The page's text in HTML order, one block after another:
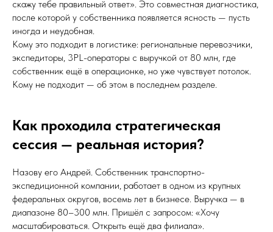
скажу тебе правильный ответ». Это совместная диагностика,
после которой у собственника появляется ясность — пусть
иногда и неудобная.
Кому это подходит в логистике: региональные перевозчики,
экспедиторы, 3PL-операторы с выручкой от 80 млн, где
собственник ещё в операционке, но уже чувствует потолок.
Кому не подходит — об этом в последнем разделе.
Как проходила стратегическая
сессия — реальная история?
Назову его Андрей. Собственник транспортно-
экспедиционной компании, работает в одном из крупных
федеральных округов, восемь лет в бизнесе. Выручка — в
диапазоне 80–300 млн. Пришёл с запросом: «Хочу
масштабироваться. Открыть ещё два филиала».